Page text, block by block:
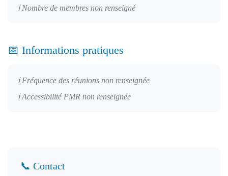
ℹ️ Nombre de membres non renseigné
📅 Informations pratiques
ℹ️ Fréquence des réunions non renseignée
ℹ️ Accessibilité PMR non renseignée
📞 Contact